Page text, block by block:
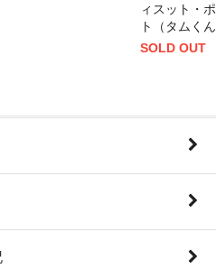
ィスット・
ト（タムく
SOLD OUT